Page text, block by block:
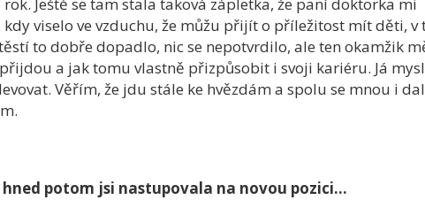
viselo ve vzduchu, že můžu přijít o příležitost mít děti, v
to dobře dopadlo, nic se nepotvrdilo, ale ten okamžik
a jak tomu vlastně přizpůsobit i svoji kariéru. Já
Věřím, že jdu stále ke hvězdám a spolu se mnou i
potom jsi nastupovala na novou pozici...